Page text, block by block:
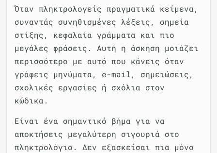
Όταν πληκτρολογείς πραγματικά κείμενα,
συναντάς συνηθισμένες λέξεις, σημεία
στίξης, κεφαλαία γράμματα και πιο
μεγάλες φράσεις. Αυτή η άσκηση μοιάζει
περισσότερο με αυτό που κάνεις όταν
γράφεις μηνύματα, e-mail, σημειώσεις,
σχολικές εργασίες ή σχόλια στον
κώδικα.
Είναι ένα σημαντικό βήμα για να
αποκτήσεις μεγαλύτερη σιγουριά στο
πληκτρολόγιο. Δεν εξασκείσαι πια μόνο